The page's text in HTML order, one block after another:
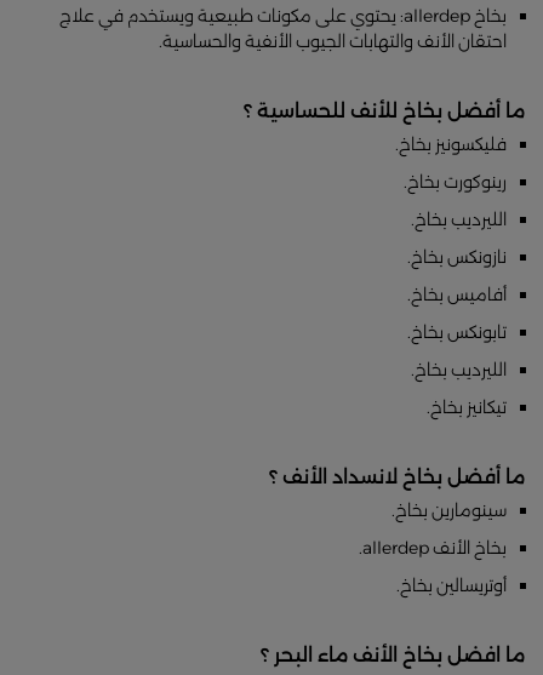
بخاخ allerdep: يحتوي على مكونات طبيعية ويستخدم في علاج
احتقان الأنف والتهابات الجيوب الأنفية والحساسية.
ما أفضل بخاخ للأنف للحساسية ؟
فليكسونيز بخاخ.
رينوكورت بخاخ.
الليرديب بخاخ.
نازونكس بخاخ.
أفاميس بخاخ.
تابونكس بخاخ.
الليرديب بخاخ.
تيكانيز بخاخ.
ما أفضل بخاخ لانسداد الأنف ؟
سينومارين بخاخ.
بخاخ الأنف allerdep.
أوتريسالين بخاخ.
ما افضل بخاخ الأنف ماء البحر ؟